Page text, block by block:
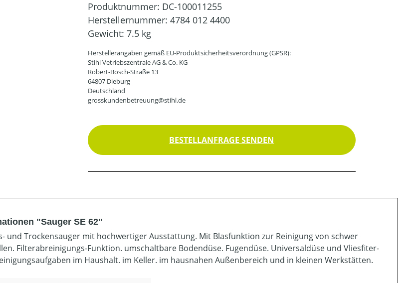
Produktnummer: DC-100011255
Herstellernummer: 4784 012 4400
Gewicht: 7.5 kg
Herstellerangaben gemäß EU-Produktsicherheitsverordnung (GPSR):
Stihl Vetriebszentrale AG & Co. KG
Robert-Bosch-Straße 13
64807 Dieburg
Deutschland
grosskundenbetreuung@stihl.de
BESTELLANFRAGE SENDEN
"Sauger SE 62"
und Trockensauger mit hochwertiger Ausstattung. Mit Blasfunktion zur Reinigung von schwer
Filterabreinigungs-Funktion. umschaltbare Bodendüse. Fugendüse. Universaldüse und Vliesfiter-
im Haushalt. im Keller. im hausnahen Außenbereich und in kleinen Werkstätten.